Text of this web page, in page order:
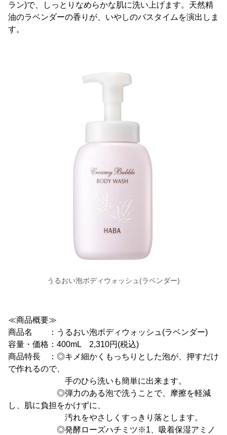
ラン)で、しっとりなめらかな肌に洗い上げます。天然精
油のラベンダーの香りが、いやしのバスタイムを演出しま
す。
うるおい泡ボディウォッシュ(ラベンダー)
≪商品概要≫
商品名 ：うるおい泡ボディウォッシュ(ラベンダー)
容量・価格：400mL 2,310円(税込)
商品特長 ：◎キメ細かくもっちりとした泡が、押すだけ
で作れるので、
手のひら洗いも簡単に出来ます。
◎弾力のある泡で洗うことで、摩擦を軽減
し、肌に負担をかけずに、
汚れをやさしくすっきり落とします。
◎発酵ローズハチミツ※1、吸着保湿アミノ